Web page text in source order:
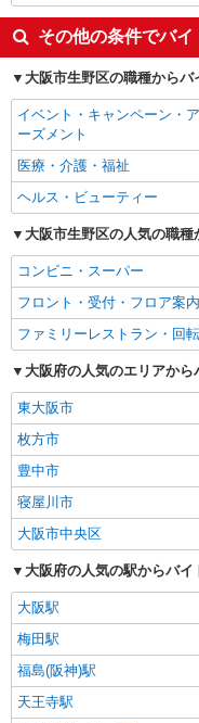
その他の条件でバ
大阪市生野区の職種から
イベント・キャンペーン・
ーズメント
医療・介護・福祉
ヘルス・ビューティー
大阪市生野区の人気の職
コンビニ・スーパー
フロント・受付・フロア案内
ファミリーレストラン・回
大阪府の人気のエリアか
東大阪市
枚方市
豊中市
寝屋川市
大阪市中央区
大阪府の人気の駅からバ
大阪駅
梅田駅
福島(阪神)駅
天王寺駅